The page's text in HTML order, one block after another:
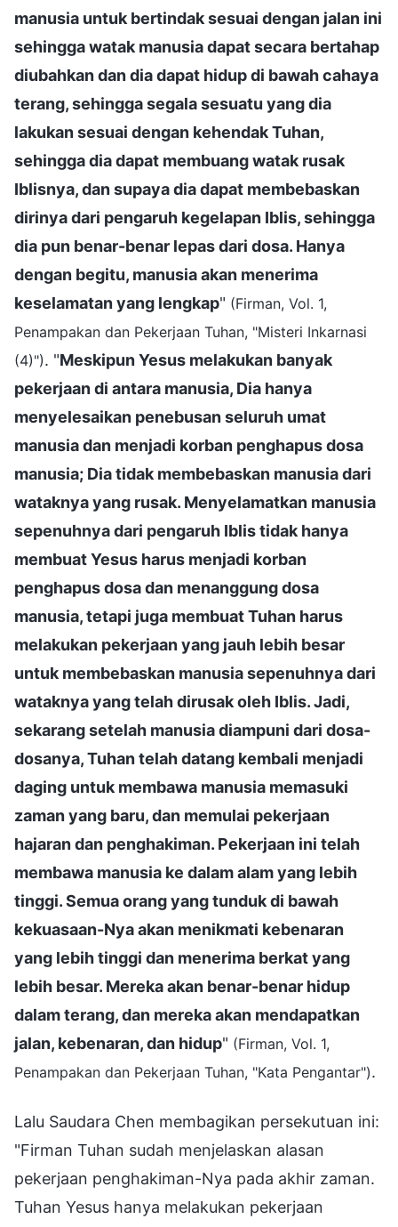
manusia untuk bertindak sesuai dengan jalan ini
sehingga watak manusia dapat secara bertahap
diubahkan dan dia dapat hidup di bawah cahaya
terang, sehingga segala sesuatu yang dia
lakukan sesuai dengan kehendak Tuhan,
sehingga dia dapat membuang watak rusak
Iblisnya, dan supaya dia dapat membebaskan
dirinya dari pengaruh kegelapan Iblis, sehingga
dia pun benar-benar lepas dari dosa. Hanya
dengan begitu, manusia akan menerima
keselamatan yang lengkap" (Firman, Vol. 1,
Penampakan dan Pekerjaan Tuhan, "Misteri Inkarnasi
(4)"). "Meskipun Yesus melakukan banyak
pekerjaan di antara manusia, Dia hanya
menyelesaikan penebusan seluruh umat
manusia dan menjadi korban penghapus dosa
manusia; Dia tidak membebaskan manusia dari
wataknya yang rusak. Menyelamatkan manusia
sepenuhnya dari pengaruh Iblis tidak hanya
membuat Yesus harus menjadi korban
penghapus dosa dan menanggung dosa
manusia, tetapi juga membuat Tuhan harus
melakukan pekerjaan yang jauh lebih besar
untuk membebaskan manusia sepenuhnya dari
wataknya yang telah dirusak oleh Iblis. Jadi,
sekarang setelah manusia diampuni dari dosa-
dosanya, Tuhan telah datang kembali menjadi
daging untuk membawa manusia memasuki
zaman yang baru, dan memulai pekerjaan
hajaran dan penghakiman. Pekerjaan ini telah
membawa manusia ke dalam alam yang lebih
tinggi. Semua orang yang tunduk di bawah
kekuasaan-Nya akan menikmati kebenaran
yang lebih tinggi dan menerima berkat yang
lebih besar. Mereka akan benar-benar hidup
dalam terang, dan mereka akan mendapatkan
jalan, kebenaran, dan hidup" (Firman, Vol. 1,
Penampakan dan Pekerjaan Tuhan, "Kata Pengantar").
Lalu Saudara Chen membagikan persekutuan ini:
"Firman Tuhan sudah menjelaskan alasan
pekerjaan penghakiman-Nya pada akhir zaman.
Tuhan Yesus hanya melakukan pekerjaan